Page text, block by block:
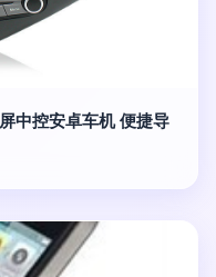
中控安卓车机 便捷导